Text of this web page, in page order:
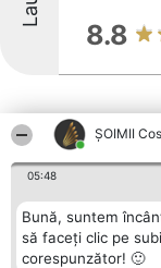
ȘOIMII
05:48
Bună, suntem
să faceți clic pe
corespunzător! 🙂
8.8
Alte firme
Organizator Ranking